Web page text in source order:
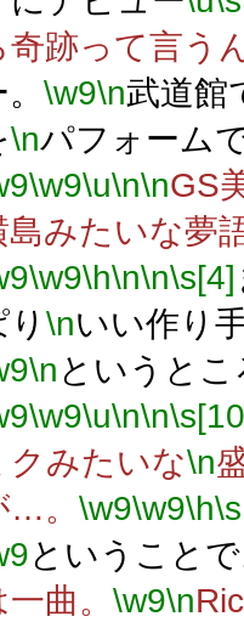
奇跡って言う
\w9\n武道館
\nパフォーム
\w9\u\n\nGS
島みたいな夢
\w9\h\n\n\s[4]
\nいい作り
\n というと
\w9\u\n\n
クみたいな\n
…。 \w9\w9\h
ということ
曲。 \w9\n